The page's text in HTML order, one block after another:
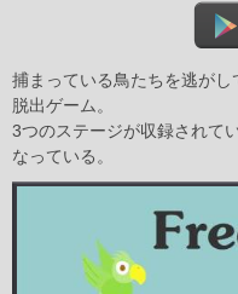
捕まっている鳥たちを逃が
脱出ゲーム。
3つのステージが収録されて
なっている。